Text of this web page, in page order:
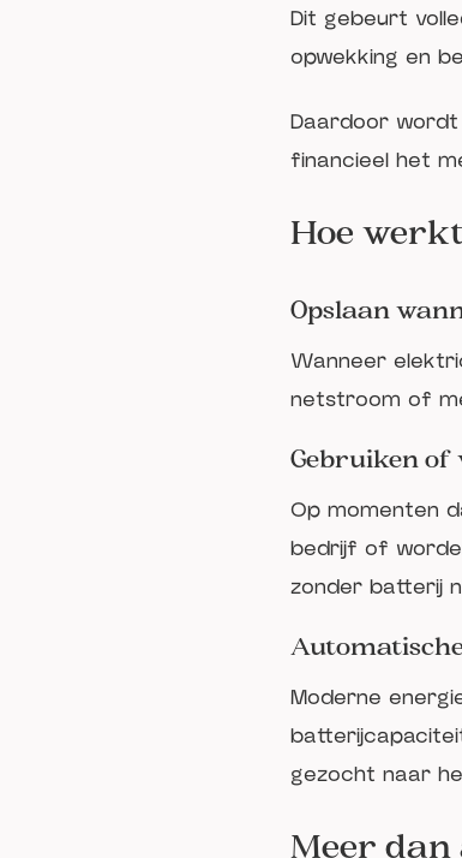
Dit gebeurt
opwekking en
Daardoor
financieel het
Hoe
Opslaan
Wanneer
netstroom of
Gebruiken of
Op momenten
bedrijf of
zonder batterij
Moderne
gezocht naar
Meer dan